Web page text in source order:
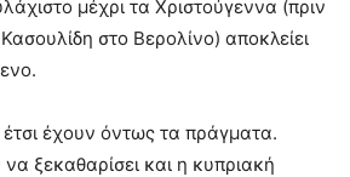
μέχρι τα Χριστούγεννα (πριν
στο Βερολίνο) αποκλείει
έτσι έχουν όντως τα πράγματα.
ξεκαθαρίσει και η κυπριακή